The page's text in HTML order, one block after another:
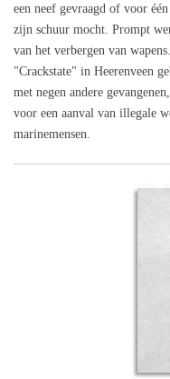
een neef gevraagd of voor
zijn schuur mocht. Prompt
van het verbergen van
"Crackstate" in Heerenveen
met negen andere
voor een aanval van illegale
marinemensen.